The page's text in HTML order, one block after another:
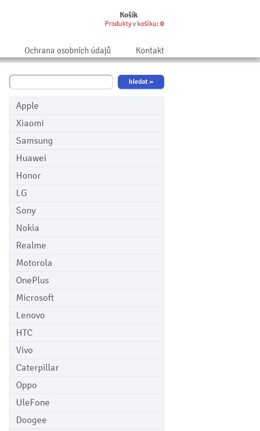
Košík
Produkty v košíku: 0
Ochrana osobních údajů Kontakt
Apple
Xiaomi
Samsung
Huawei
Honor
LG
Sony
Nokia
Realme
Motorola
OnePlus
Microsoft
Lenovo
HTC
Vivo
Caterpillar
Oppo
UleFone
Doogee